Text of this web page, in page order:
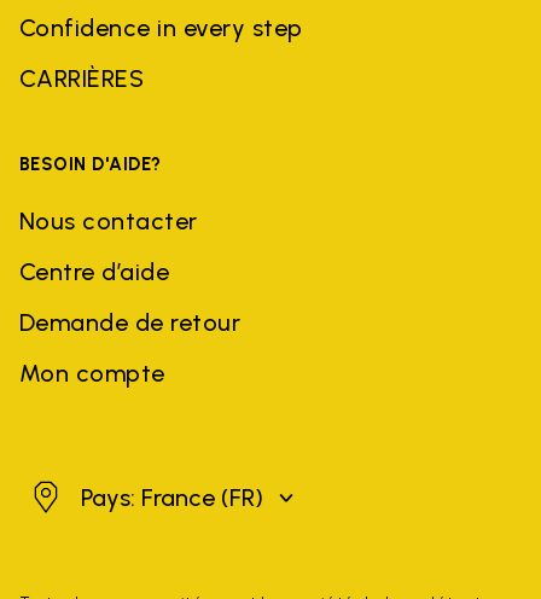
Confidence in every step
CARRIÈRES
BESOIN D'AIDE?
Nous contacter
Centre d’aide
Demande de retour
Mon compte
FrancePays: France (FR)